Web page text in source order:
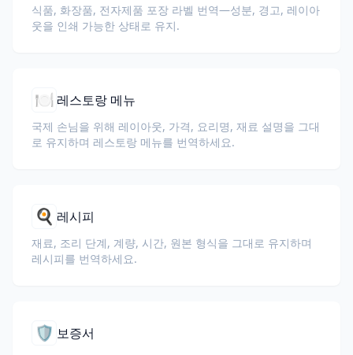
식품, 화장품, 전자제품 포장 라벨 번역—성분, 경고, 레이아
웃을 인쇄 가능한 상태로 유지.
🍽️ 레스토랑 메뉴
국제 손님을 위해 레이아웃, 가격, 요리명, 재료 설명을 그대
로 유지하며 레스토랑 메뉴를 번역하세요.
🍳 레시피
재료, 조리 단계, 계량, 시간, 원본 형식을 그대로 유지하며
레시피를 번역하세요.
🛡️ 보증서